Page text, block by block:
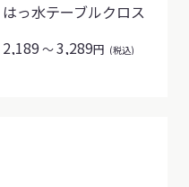
はっ水テーブルクロス
2,189～3,289円 (税込)